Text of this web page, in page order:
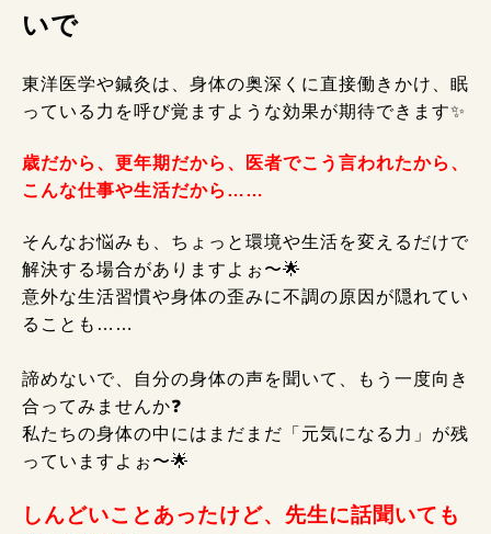
いで
東洋医学や鍼灸は、身体の奥深くに直接働きかけ、眠
っている力を呼び覚ますような効果が期待できます✨
歳だから、更年期だから、医者でこう言われたから、
こんな仕事や生活だから……
そんなお悩みも、ちょっと環境や生活を変えるだけで
解決する場合がありますよぉ〜🌟
意外な生活習慣や身体の歪みに不調の原因が隠れてい
ることも……
諦めないで、自分の身体の声を聞いて、もう一度向き
合ってみませんか❓
私たちの身体の中にはまだまだ「元気になる力」が残
っていますよぉ〜🌟
しんどいことあったけど、先生に話聞いても